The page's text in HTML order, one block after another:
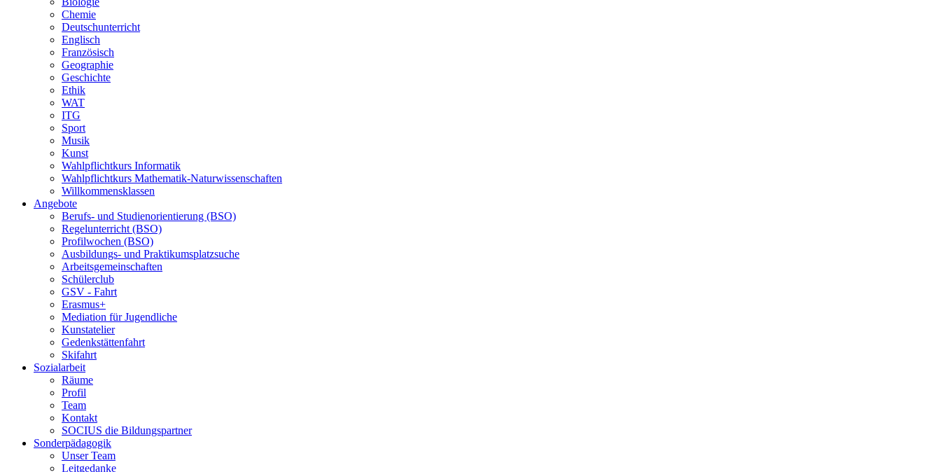
Chemie
Deutschunterricht
Englisch
Französisch
Geographie
Geschichte
Ethik
WAT
ITG
Sport
Musik
Kunst
Wahlpflichtkurs Informatik
Wahlpflichtkurs Mathematik-Naturwissenschaften
Willkommensklassen
Angebote
Berufs- und Studienorientierung (BSO)
Regelunterricht (BSO)
Profilwochen (BSO)
Ausbildungs- und Praktikumsplatzsuche
Arbeitsgemeinschaften
Schülerclub
GSV - Fahrt
Erasmus+
Mediation für Jugendliche
Kunstatelier
Gedenkstättenfahrt
Skifahrt
Sozialarbeit
Räume
Profil
Team
Kontakt
SOCIUS die Bildungspartner
Sonderpädagogik
Unser Team
Leitgedanke